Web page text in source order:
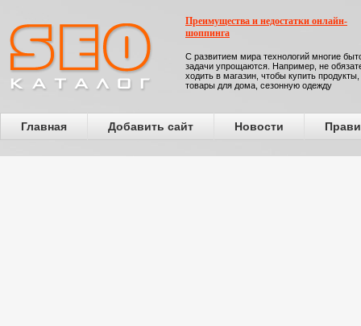
Преимущества и недостатки онлайн-
шоппинга
С развитием мира технологий многие
задачи упрощаются. Например, не
ходить в магазин, чтобы купить продукты,
товары для дома, сезонную одежду
Главная Добавить сайт Новости